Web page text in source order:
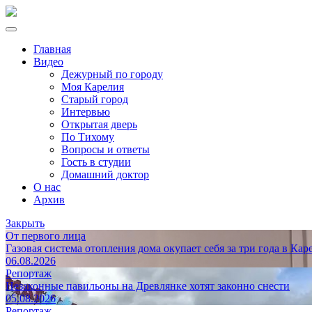
Главная
Видео
Дежурный по городу
Моя Карелия
Старый город
Интервью
Открытая дверь
По Тихому
Вопросы и ответы
Гость в студии
Домашний доктор
О нас
Архив
Закрыть
От первого лица
Газовая система отопления дома окупает себя за три года в
06.08.2026
Репортаж
Незаконные павильоны на Древлянке хотят законно снести
05.08.2026